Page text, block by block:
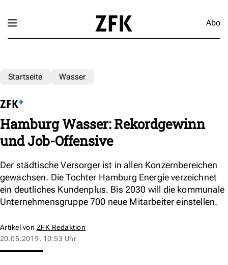
Abo
Startseite Wasser
Hamburg Wasser: Rekordgewinn
und Job-Offensive
Der städtische Versorger ist in allen Konzernbereichen
gewachsen. Die Tochter Hamburg Energie verzeichnet
ein deutliches Kundenplus. Bis 2030 will die kommunale
Unternehmensgruppe 700 neue Mitarbeiter einstellen.
Artikel von ZFK Redaktion
20.05.2019, 10:53 Uhr